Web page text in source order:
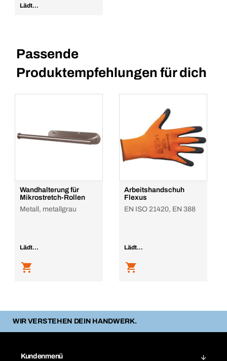
Lädt...
Passende
Produktempfehlungen für dich
Wandhalterung für
Mikrostretch-Rollen
Metall, metallgrau
Lädt...
Arbeitshandschuh
Flexus
EN ISO 21420, EN 388
Lädt...
WIR VERSTEHEN DEIN HANDWERK.
Kundenmenü